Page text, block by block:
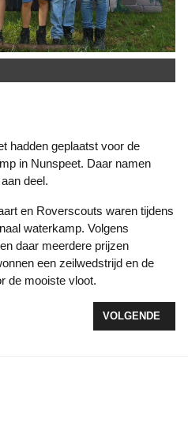
in Nunspeet. Daar namen
deel.
waterkamp. Volgens
daar meerdere prijzen
een zeilwedstrijd en de
de mooiste vloot.
AANLEG GLASVEZELNET OP
VOLGENDE
VOLGENDE